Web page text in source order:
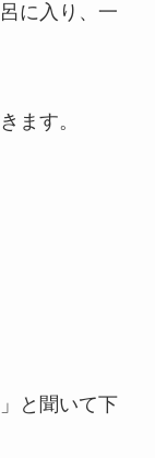
に入り、一
ます。
と聞いて下